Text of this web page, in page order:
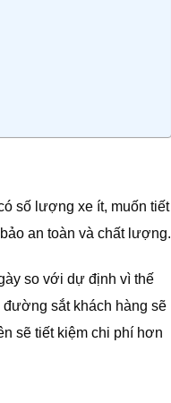
số lượng xe ít, muốn tiết
an toàn và chất lượng.
so với dự định vì thế
sắt khách hàng sẽ
sẽ tiết kiệm chi phí hơn